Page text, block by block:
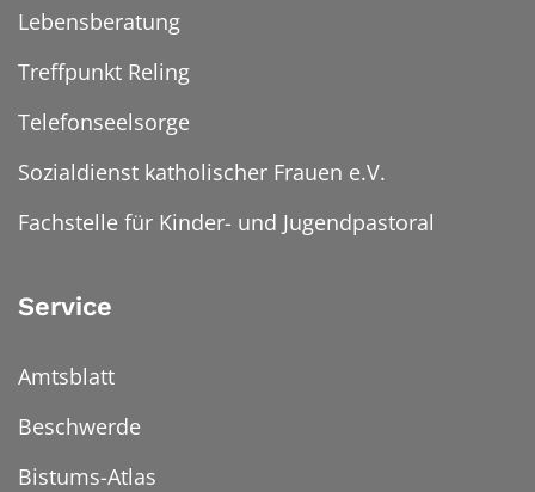
Lebensberatung
Treffpunkt Reling
Telefonseelsorge
Sozialdienst katholischer Frauen e.V.
Fachstelle für Kinder- und Jugendpastoral
Service
Amtsblatt
Beschwerde
Bistums-Atlas